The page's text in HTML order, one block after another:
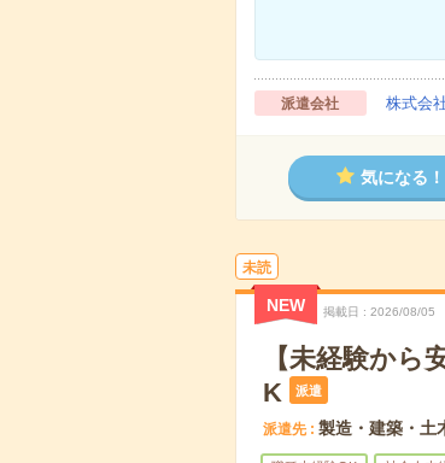
派遣会社 株式会
気になる！
未読
NEW 掲載日 2026/08/05
【未経験から
K
派遣
派遣先 製造・建築・土